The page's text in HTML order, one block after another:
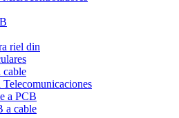
riel din
cable
Telecomunicaciones
a PCB
a cable